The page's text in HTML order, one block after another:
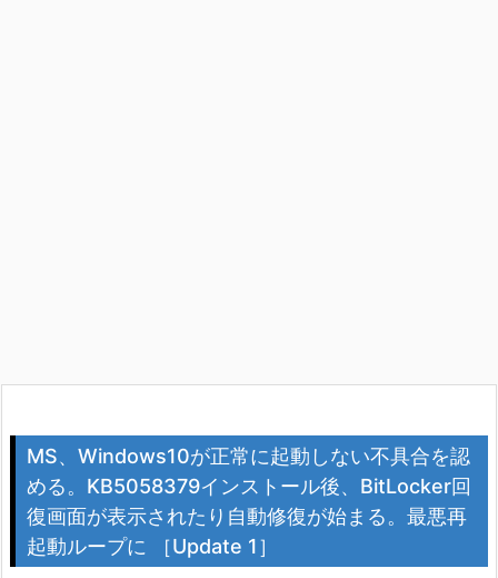
MS、Windows10が正常に起動しない不具合を認
める。KB5058379インストール後、BitLocker回
復画面が表示されたり自動修復が始まる。最悪再
起動ループに ［Update 1］